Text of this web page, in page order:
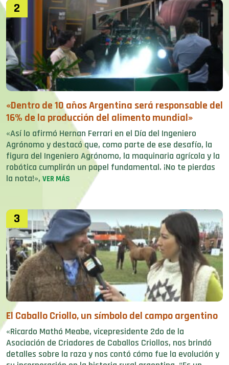
2
«Dentro de 10 años Argentina será responsable del
16% de la producción del alimento mundial»
«Así lo afirmó Hernan Ferrari en el Día del Ingeniero
Agrónomo y destacó que, como parte de ese desafío, la
figura del Ingeniero Agrónomo, la maquinaria agrícola y la
robótica cumplirán un papel fundamental. ¡No te pierdas
la nota!», VER MÁS
3
El Caballo Criollo, un símbolo del campo argentino
«Ricardo Mathó Meabe, vicepresidente 2do de la
Asociación de Criadores de Caballos Criollos, nos brindó
detalles sobre la raza y nos contó cómo fue la evolución y